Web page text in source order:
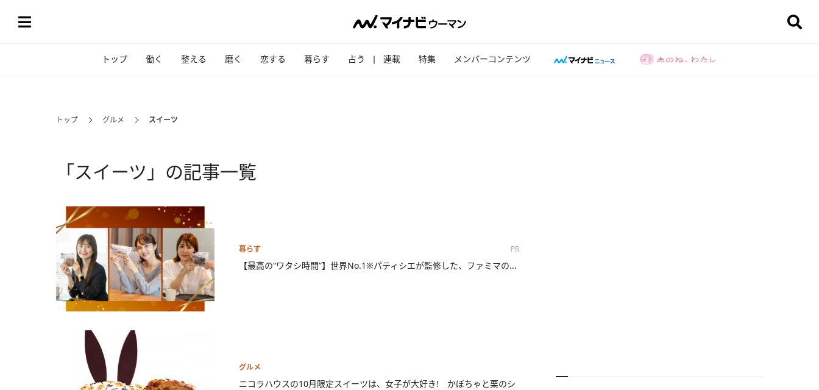
トップ 働く 整える 磨く 恋する 暮らす 占う 連載 特集 メンバーコンテンツ
トップ グルメ スイーツ
「スイーツ」の記事一覧
暮らす PR
【最高の“ワタシ時間”】世界No.1※パティシエが監修した、ファミマの...
グルメ
ニコラハウスの10月限定スイーツは、女子が大好き! かぼちゃと栗のシ